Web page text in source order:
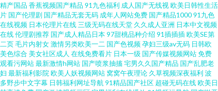
精产国品 香蕉视频国产精品 91九色福利 成人国产无线视欧美日韩性生活
片 国产伦理剧 国产精品无套无码 成年人网站免费 国产精品100091九色
在线视频 日本伦理片在线 三级无码在线天堂 久久成人亚洲 日本中文视频
在线伦理剧推荐 国产成人精品日本 97甜桃品种介绍 91插插插欧美SE第
二页毛片内射女激情另类欧美一二 国产色视频孕妇三级av无码 日韩欧
美色综合 美女社区成人 在线免费看片 日本一级 国产传媒视频网站免费
观看污网站最新激情h网站 国产喷浆抽搐宅男久久国产精品 国产乱肥老
妇 最新福利影院 欧美人妖视频网站 窝窝午夜理论 久草视频深夜福利 波
多野步中文字幕 日韩福利网址导航 91精品国产社区 超碰无码在线欧美日